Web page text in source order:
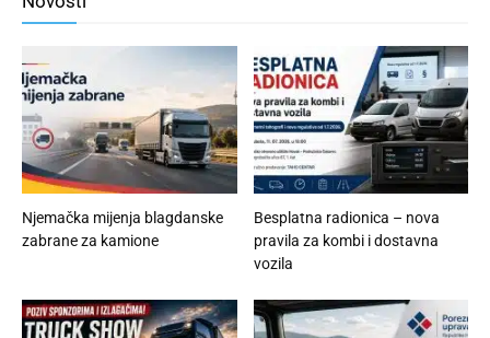
Njemačka mijenja blagdanske
zabrane za kamione
Besplatna radionica – nova
pravila za kombi i dostavna
vozila